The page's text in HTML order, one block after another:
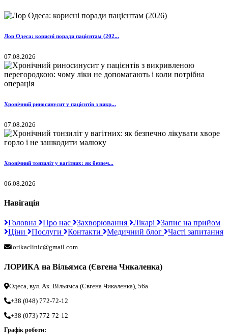
Лор Одеса: корисні поради пацієнтам (202...
07.08.2026
Хронічний риносинусит у пацієнтів з викр...
07.08.2026
Хронічний тонзиліт у вагітних: як безпеч...
06.08.2026
Навігація
Головна Про нас Захворювання Лікарі
Запис на прийом
Ціни
Послуги Контакти Медичний блог Часті запитання
lorikaclinic@gmail.com
ЛОРИКА на Вільямса (Євгена Чикаленка)
Одеса, вул. Ак. Вільямса (Євгена Чикаленка), 56а
+38 (048) 772-72-12
+38 (073) 772-72-12
Графік роботи: